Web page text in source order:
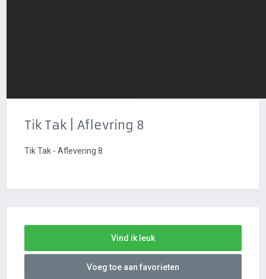
Tik Tak | Aflevring 8
Tik Tak - Aflevering 8
Vind ik leuk
Voeg toe aan favorieten